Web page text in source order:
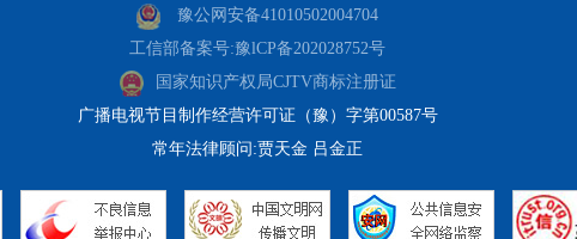
豫公网安备41010502004704
工信部备案号:豫lCP备202028752号
国家知识产权局CJTV商标注册证
广播电视节目制作经营许可证（豫）字第00587号
常年法律顾问:贾天金 吕金正